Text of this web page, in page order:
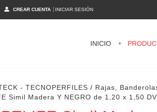
CREAR CUENTA INICIAR SESIÓN
INICIO
- TECNOPERFILES / Rajas,
Simil Madera Y NEGRO de 1,20 x 1,50